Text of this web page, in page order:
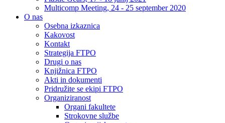
Multicomp Meeting, 24 - 25 september 2020
O nas
Osebna izkaznica
Kakovost
Kontakt
Strategija FTPO
Drugi o nas
Knjižnica FTPO
Akti in dokumenti
Pridružite se ekipi FTPO
Organiziranost
Organi fakultete
Strokovne službe